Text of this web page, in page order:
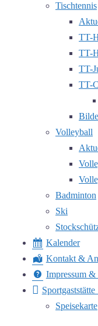
Tischtennis
TT-
TT-
TT-
TT-
Volleyball
Badminton
Ski
Kalender
Kontakt &
Impressum &
Sportgaststätte
Speisekarte